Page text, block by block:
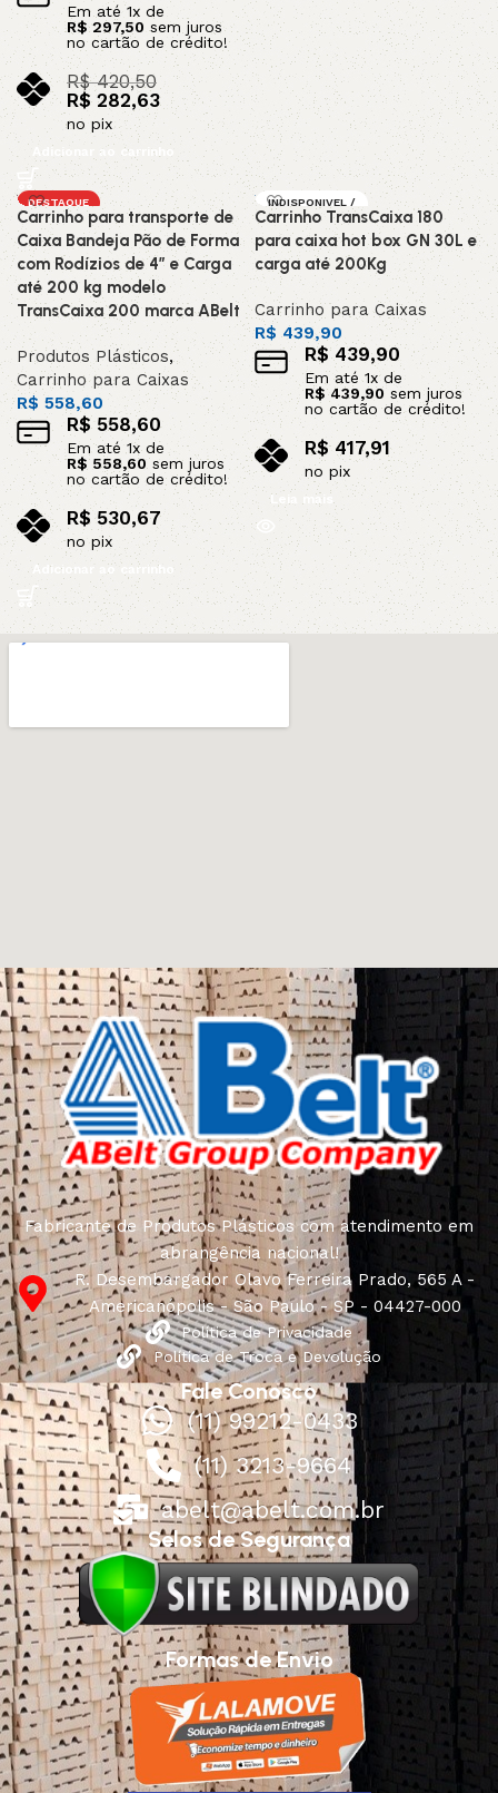
Em até1x de
R$297,50 sem juros
no cartão de crédito!
R$420,50
R$282,63
no pix
Adicionar ao carrinho
DESTAQUE
Carrinho para transporte de
Caixa Bandeja Pão de Forma
com Rodízios de 4” e Carga
até 200 kg modelo
TransCaixa 200 marca ABelt
Produtos Plásticos,
Carrinho para Caixas
R$ 558,60
R$558,60
Em até 1x de
R$558,60sem juros
no cartão de crédito!
R$ 530,67
no pix
Adicionar ao carrinho
INDISPONIVEL /
SOB ENCOMEND
Carrinho TransCaixa 180
para caixa hot box GN 30L e
carga até 200Kg
Carrinho para Caixas
R$ 439,90
R$439,90
Em até1x de
R$439,90 sem juros
no cartão de crédito!
R$417,91
no pix
Leia mais
Fabricante de Produtos Plásticos com atendimento em
abrangência nacional!
R. Desembargador Olavo Ferreira Prado, 565 A -
Americanópolis - São Paulo - SP - 04427-000
Política de Privacidade
Política de Troca e Devolução
Fale Conosco
(11) 99212-0433
(11) 3213-9664
abelt@abelt.com.br
Selos de Segurança
Formas de Envio